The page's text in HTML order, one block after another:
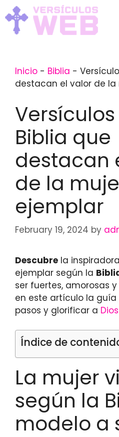
Skip
to
content
Inicio - Biblia -
destacan el valor de
Biblia que
destacan
de la
ejemplar
February 19, 2024 by
Descubre la
ejemplar según la
ser fuertes, amorosas y
en este artículo la guía
pasos y glorificar a Dios
Índice de
La mujer
según la
modelo a